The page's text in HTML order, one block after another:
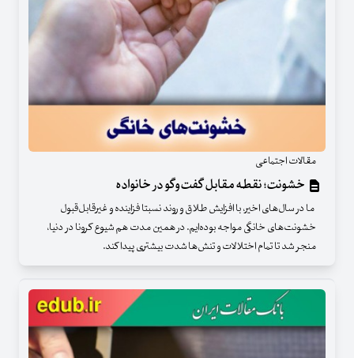
مقالات اجتماعی
خشونت؛ نقطه مقابل گفت‌وگو در خانواده
ما در سال‌های اخیر، با افزایش طلاق و روند نسبتا فزاینده و غیرقابل‌قبول
خشونت‌های خانگی مواجه بوده‌ایم. در همین مدت هم شیوع کرونا در دنیا،
منجر شد تا تمام اختلالات و تنش‌ها شدت بیشتری پیدا کند.